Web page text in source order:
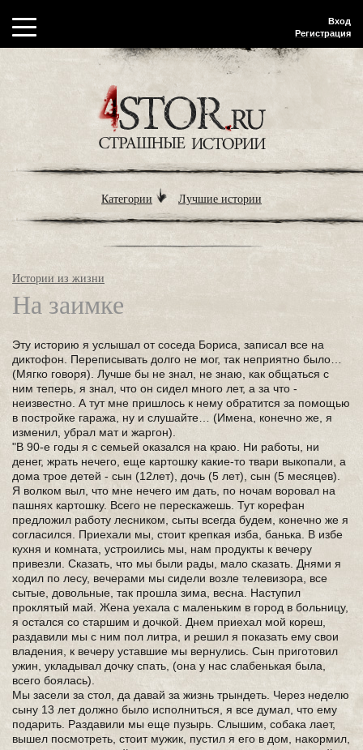
Вход
Регистрация
Категории Лучшие истории
Истории из жизни
На заимке
Эту историю я услышал от соседа Бориса, записал все на
диктофон. Переписывать долго не мог, так неприятно было…
(Мягко говоря). Лучше бы не знал, не знаю, как общаться с
ним теперь, я знал, что он сидел много лет, а за что -
неизвестно. А тут мне пришлось к нему обратится за помощью
в постройке гаража, ну и слушайте… (Имена, конечно же, я
изменил, убрал мат и жаргон).
"В 90-е годы я с семьей оказался на краю. Ни работы, ни
денег, жрать нечего, еще картошку какие-то твари выкопали, а
дома трое детей - сын (12лет), дочь (5 лет), сын (5 месяцев).
Я волком выл, что мне нечего им дать, по ночам воровал на
пашнях картошку. Всего не перескажешь. Тут корефан
предложил работу лесником, сыты всегда будем, конечно же я
согласился. Приехали мы, стоит крепкая изба, банька. В избе
кухня и комната, устроились мы, нам продукты к вечеру
привезли. Сказать, что мы были рады, мало сказать. Днями я
ходил по лесу, вечерами мы сидели возле телевизора, все
сытые, довольные, так прошла зима, весна. Наступил
проклятый май. Жена уехала с маленьким в город в больницу,
я остался со старшим и дочкой. Днем приехал мой кореш,
раздавили мы с ним пол литра, и решил я показать ему свои
владения, к вечеру уставшие мы вернулись. Сын приготовил
ужин, укладывал дочку спать, (она у нас слабенькая была,
всего боялась).
Мы засели за стол, да давай за жизнь трындеть. Через неделю
сыну 13 лет должно было исполниться, я все думал, что ему
подарить. Раздавили мы еще пузырь. Слышим, собака лает,
вышел посмотреть, стоит мужик, пустил я его в дом, накормил,